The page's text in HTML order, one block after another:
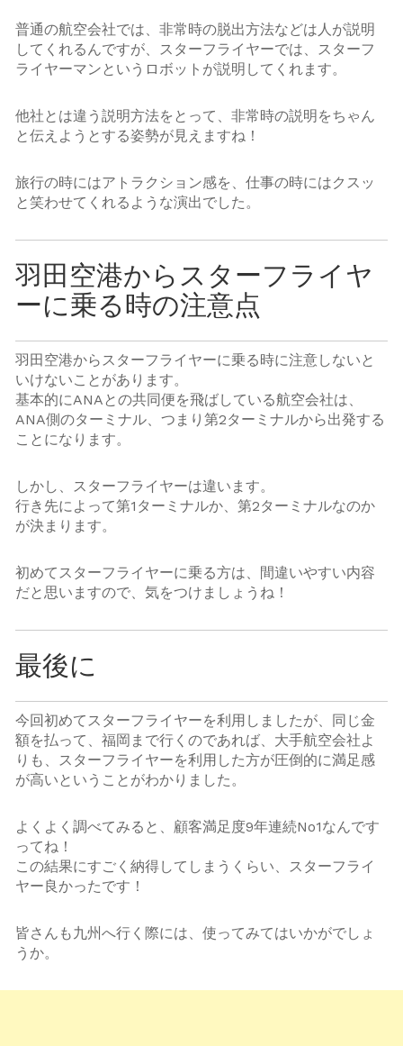
普通の航空会社では、非常時の脱出方法などは人が説明
してくれるんですが、スターフライヤーでは、スターフ
ライヤーマンというロボットが説明してくれます。
他社とは違う説明方法をとって、非常時の説明をちゃん
と伝えようとする姿勢が見えますね！
旅行の時にはアトラクション感を、仕事の時にはクスッ
と笑わせてくれるような演出でした。
羽田空港からスターフライヤ
ーに乗る時の注意点
羽田空港からスターフライヤーに乗る時に注意しないと
いけないことがあります。
基本的にANAとの共同便を飛ばしている航空会社は、
ANA側のターミナル、つまり第2ターミナルから出発する
ことになります。
しかし、スターフライヤーは違います。
行き先によって第1ターミナルか、第2ターミナルなのか
が決まります。
初めてスターフライヤーに乗る方は、間違いやすい内容
だと思いますので、気をつけましょうね！
最後に
今回初めてスターフライヤーを利用しましたが、同じ金
額を払って、福岡まで行くのであれば、大手航空会社よ
りも、スターフライヤーを利用した方が圧倒的に満足感
が高いということがわかりました。
よくよく調べてみると、顧客満足度9年連続No1なんです
ってね！
この結果にすごく納得してしまうくらい、スターフライ
ヤー良かったです！
皆さんも九州へ行く際には、使ってみてはいかがでしょ
うか。